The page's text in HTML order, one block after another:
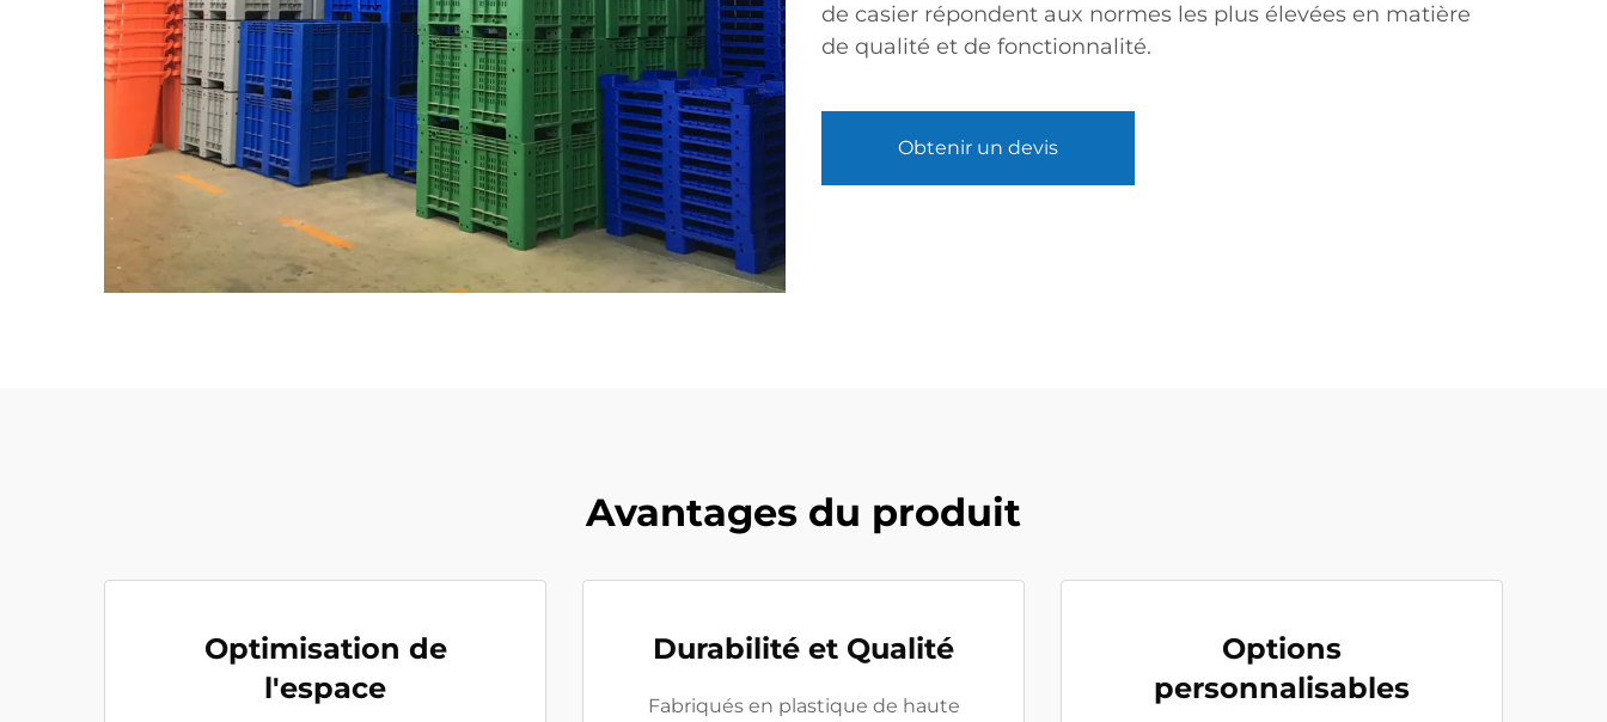
de casier répondent aux normes les plus élevées en matière
de qualité et de fonctionnalité.
Obtenir un devis
Avantages du produit
Optimisation de
l'espace
Durabilité et Qualité
Fabriqués en plastique de haute
Options
personnalisables